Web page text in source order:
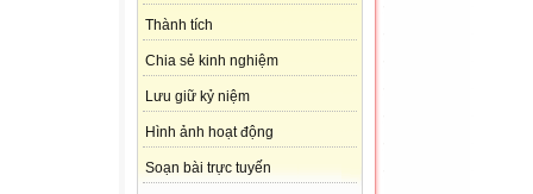
Thành tích
Chia sẻ kinh nghiệm
Lưu giữ kỷ niệm
Hình ảnh hoạt động
Soạn bài trực tuyến